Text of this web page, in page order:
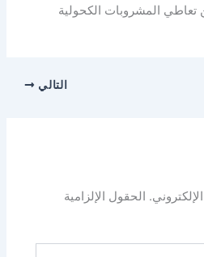
المشروبات الكحولية
التالي
الحقول الإلزامية